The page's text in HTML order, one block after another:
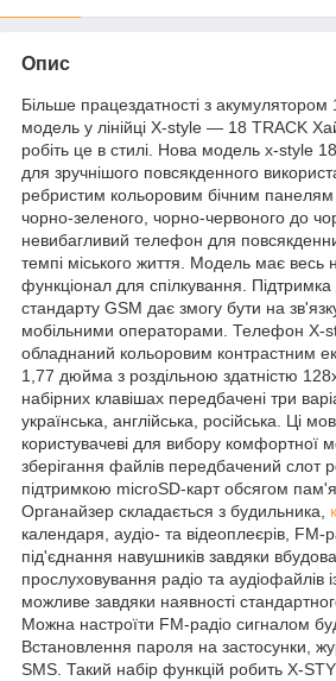
Опис
Більше працездатності з
модель у лінійці X-style — 18 TRACK
робіть це в стилі. Нова модель x-style
для зручнішого повсякденного
ребристим кольоровим бічним панелям
чорно-зеленого, чорно-червоного до
невибагливий телефон для
темпі міського життя. Модель має весь
функціонал для спілкування.
стандарту GSM дає змогу бути на
мобільними операторами. Телефон X-
обладнаний кольоровим контрастним
1,77 дюйма з роздільною здатністю
набірних клавішах передбачені три
українська, англійська, російська. Ці
користувачеві для вибору комфортної
зберігання файлів передбачений слот
підтримкою microSD-карт обсягом
Органайзер складається з будильника,
календаря, аудіо- та відеоплеєрів,
під'єднання навушників завдяки
прослуховування радіо та аудіофайлів
можливе завдяки наявності
Можна настроїти FM-радіо сигналом
Встановлення пароля на застосунки,
SMS. Такий набір функцій робить X-